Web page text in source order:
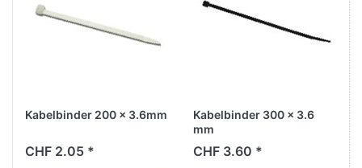
Kabelbinder 200 x 3.6mm
CHF 2.05 *
Kabelbinder 300 x 3.6
mm
CHF 3.60 *